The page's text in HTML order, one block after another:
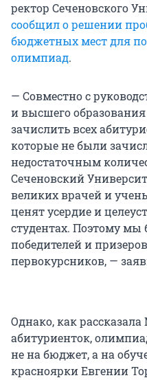
ректор Сеченовского
сообщил о решении
бюджетных мест для
олимпиад.
— Совместно с
и высшего
зачислить всех
которые не были
недостаточным
Сеченовский
великих врачей и
ценят усердие и
студентах. Поэтому мы
победителей и
первокурсников, —
Однако, как рассказала
абитуриенток,
не на бюджет, а на
красноярки Евгении